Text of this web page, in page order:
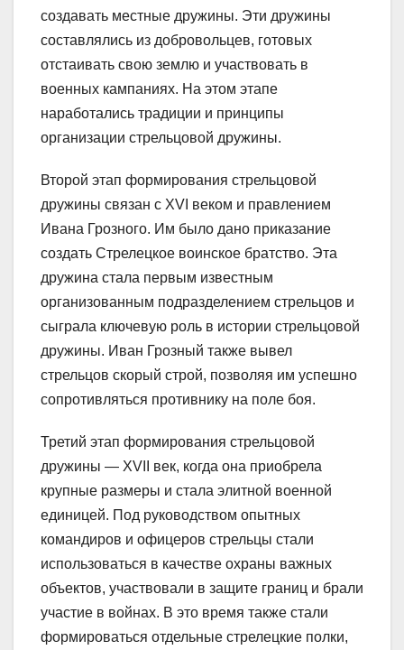
создавать местные дружины. Эти дружины
составлялись из добровольцев, готовых
отстаивать свою землю и участвовать в
военных кампаниях. На этом этапе
наработались традиции и принципы
организации стрельцовой дружины.
Второй этап формирования стрельцовой
дружины связан с XVI веком и правлением
Ивана Грозного. Им было дано приказание
создать Стрелецкое воинское братство. Эта
дружина стала первым известным
организованным подразделением стрельцов и
сыграла ключевую роль в истории стрельцовой
дружины. Иван Грозный также вывел
стрельцов скорый строй, позволяя им успешно
сопротивляться противнику на поле боя.
Третий этап формирования стрельцовой
дружины — XVII век, когда она приобрела
крупные размеры и стала элитной военной
единицей. Под руководством опытных
командиров и офицеров стрельцы стали
использоваться в качестве охраны важных
объектов, участвовали в защите границ и брали
участие в войнах. В это время также стали
формироваться отдельные стрелецкие полки,